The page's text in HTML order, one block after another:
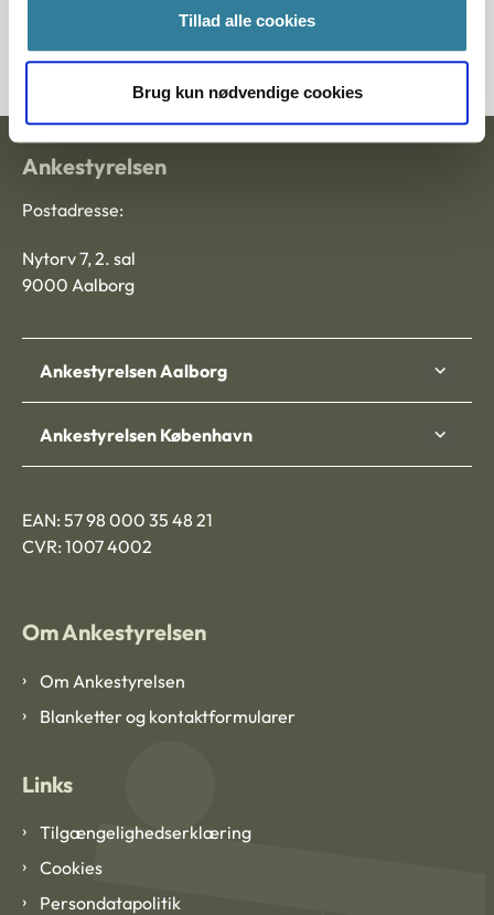
Tillad alle cookies
Brug kun nødvendige cookies
Ankestyrelsen
Postadresse:
Nytorv 7, 2. sal
9000 Aalborg
Ankestyrelsen Aalborg
Ankestyrelsen København
EAN: 57 98 000 35 48 21
CVR: 1007 4002
Om Ankestyrelsen
Om Ankestyrelsen
Blanketter og kontaktformularer
Links
Tilgængelighedserklæring
Cookies
Persondatapolitik